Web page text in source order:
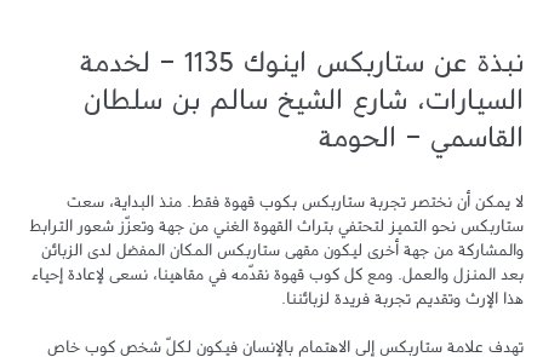
نبذة عن ستاربكس اينوك 1135 - لخدمة
السيارات، شارع الشيخ سالم بن سلطان
القاسمي - الحومة